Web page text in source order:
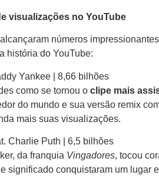
visualizações no YouTube
números
história do YouTube:
Yankee | 8,66 bilhões
como se tornou o clipe mais
do mundo e sua versão remix
mais suas visualizações.
Charlie Puth | 6,5 bilhões
da franquia Vingadores, tocou
significado conquistaram um lugar